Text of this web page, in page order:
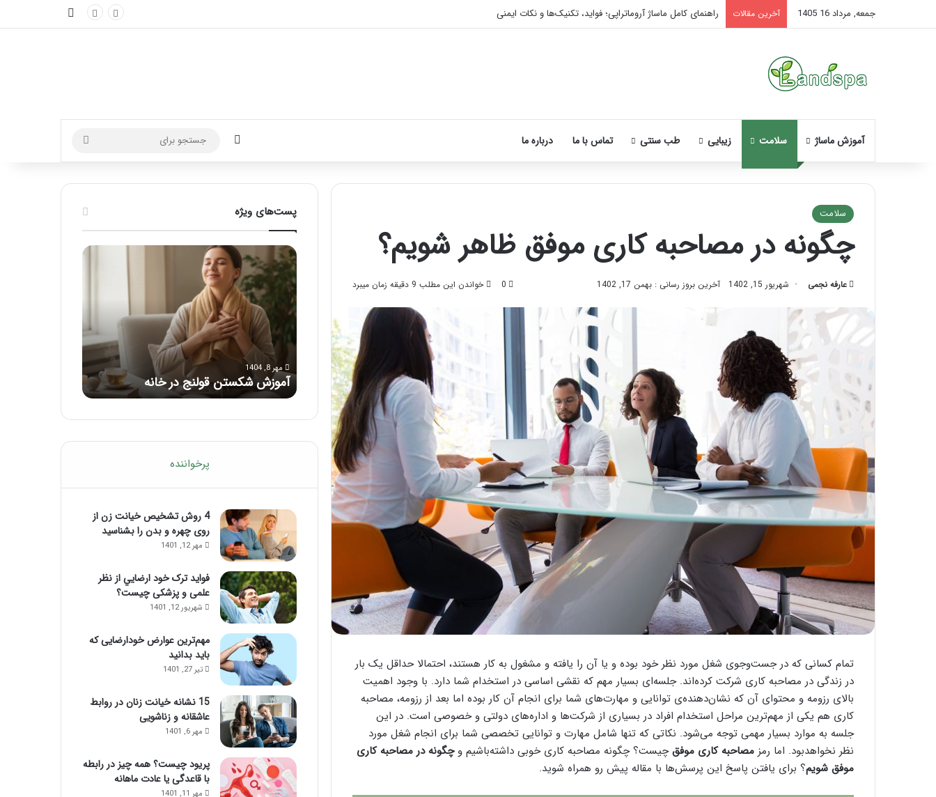
جمعه, مرداد 16 1405 آخرین مقالات راهنمای کامل ماساژ آروماتراپی؛ فواید، تکنیک‌ها و نکات ایمنی
آموزش ماساژ سلامت زیبایی طب سنتی تماس با ما درباره ما تغییر پوسته
برای
سلامت
چگونه در مصاحبه کاری موفق ظاهر شویم؟
عارفه نجمی شهریور 15, 1402 آخرین بروز رسانی : بهمن 17, 1402 0 خواندن این مطلب 9 دقیقه زمان میبرد
تمام کسانی که در جست‌وجوی شغل مورد نظر خود بوده و یا آن را یافته و مشغول به کار هستند، احتمالا حداقل یک بار
در زندگی در مصاحبه کاری شرکت کرده‌اند. جلسه‌ای بسیار مهم که نقشی اساسی در استخدام شما دارد. با وجود اهمیت
بالای رزومه و محتوای آن که نشان‌دهنده‌ی توانایی و مهارت‌های شما برای انجام آن کار بوده اما بعد از رزومه، مصاحبه
کاری هم یکی از مهم‌ترین مراحل استخدام افراد در بسیاری از شرکت‌ها و اداره‌های دولتی و خصوصی است. در این
جلسه به موارد بسیار مهمی توجه می‌شود. نکاتی که تنها شامل مهارت و توانایی تخصصی شما برای انجام شغل مورد
نظر نخواهدبود. اما رمز مصاحبه کاری موفقچیست؟ چگونه مصاحبه کاری خوبی داشته‌باشیم وچگونه در مصاحبه کاری
موفق شویم؟ برای یافتن پاسخ این پرسش‌ها با مقاله پیش رو همراه شوید.
پست‌های ویژه
نحوه
صورت
تزریق
بایدها
و
نبایدهای
آن!
نحوه ماساژ صورت بعد از تزریق چربی؛
بایدها و نبایدهای آن!
آموزش
قولنج
خانه
آموزش شکستن قولنج در خانه
ماساژ
برای
بهبود
تمرکز
ذهنی؛
با
این
حواس‌جمع
شوید!
مرداد 6, 1404
ماساژ برای بهبود تمرکز ذهنی؛ با این
ماساژ حواس‌جمع شوید!
راهنمای
بعد
از
پرخواننده
4 روش تشخیص خیانت زن از
روی چهره و بدن را بشناسید
مهر 12, 1401
فواید ترک خود ارضايي از نظر
علمی و پزشکی چیست؟
شهریور 12, 1401
مهم‌ترین عوارض خودارضایی که
باید بدانید
تیر 27, 1401
15 نشانه خیانت زنان در روابط
عاشقانه و زناشویی
مهر 6, 1401
پریود چیست؟ همه چیز در رابطه
با قاعدگی یا عادت ماهانه
مهر 11, 1401